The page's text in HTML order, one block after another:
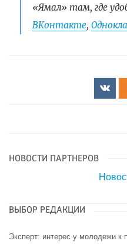
«Ямал» там, где
ВКонтакте,
НОВОСТИ ПАРТНЕРОВ
ВЫБОР РЕДАКЦИИ
Эксперт: интерес у молодежи к